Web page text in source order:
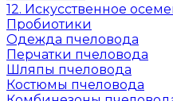
12. Искусственное
Пробиотики
Одежда пчеловода
Перчатки пчеловода
Шляпы пчеловода
Костюмы пчеловода